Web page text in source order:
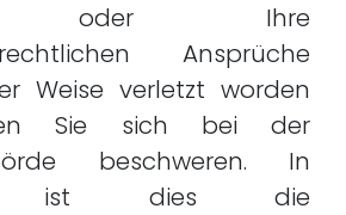
oder Ihre
Ansprüche
Weise verletzt worden
Sie sich bei der
beschweren. In
ist dies die